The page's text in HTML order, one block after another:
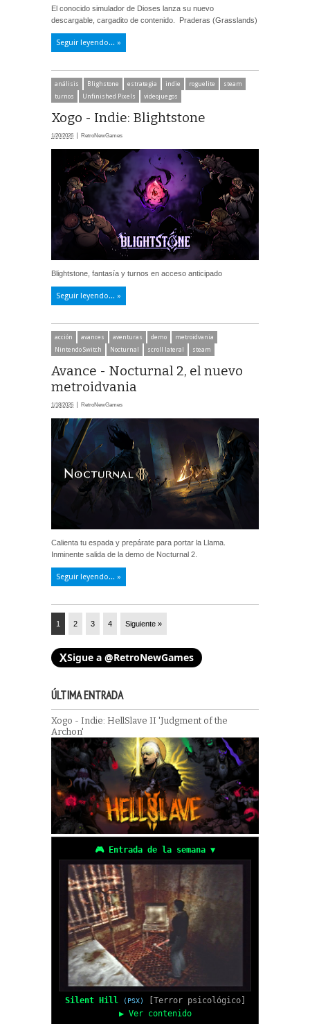
El conocido simulador de Dioses lanza su nuevo
descargable, cargadito de contenido. Praderas (Grasslands)
Seguir leyendo... »
análisis Blighstone estrategia indie roguelite
steam
turnos
Unfinished Pixels videojuegos
Xogo - Indie: Blightstone
1/20/2026 RetroNewGames
Blightstone, fantasía y turnos en acceso anticipado
Seguir leyendo... »
acción avances aventuras demo
metroidvania
Nintendo Switch
Nocturnal scroll lateral steam
Avance - Nocturnal 2, el nuevo
metroidvania
1/18/2026 RetroNewGames
Calienta tu espada y prepárate para portar la Llama.
Inminente salida de la demo de Nocturnal 2.
Seguir leyendo... »
1 2 3 4 Siguiente »
XSigue a @RetroNewGames
ÚLTIMA ENTRADA
Xogo - Indie: HellSlave II 'Judgment of the
Archon'
🎮 Entrada de la semana ▼
Silent Hill (PSX)
[Terror psicológico]
▶ Ver contenido